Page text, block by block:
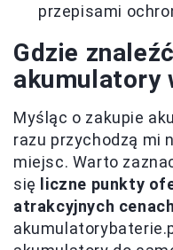
przepisami
Gdzie
akumulatory
Myśląc o zakupie
razu przychodzą mi
miejsc. Warto
się liczne punkty
atrakcyjnych cenach